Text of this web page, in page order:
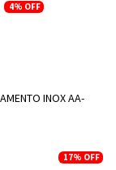
4% OFF
INOX AA-
17% OFF